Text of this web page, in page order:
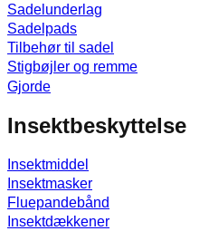
Sadelunderlag
Sadelpads
Tilbehør til sadel
Stigbøjler og remme
Gjorde
Insektbeskyttelse
Insektmiddel
Insektmasker
Fluepandebånd
Insektdækkener